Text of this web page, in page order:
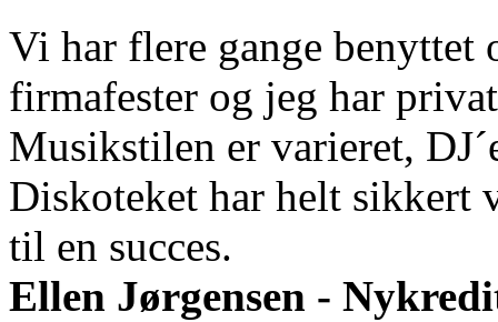
Vi har flere gange benyttet
firmafester og jeg har
Musikstilen er varieret,
Diskoteket har helt sikkert
til en succes.
Ellen Jørgensen -